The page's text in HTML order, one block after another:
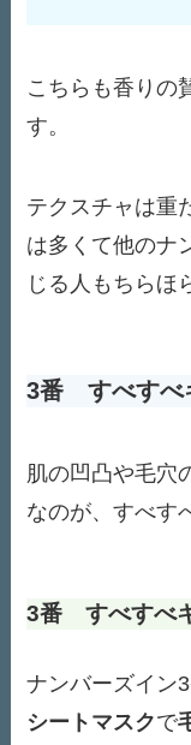
こちらも香りの
す。
テクスチャは重
は多くて他のナ
じる人もちらほ
3番 すべすべ
肌の凹凸や毛穴
なのが、すべす
3番 すべすべ
ナンバーズイン
シートマスクで